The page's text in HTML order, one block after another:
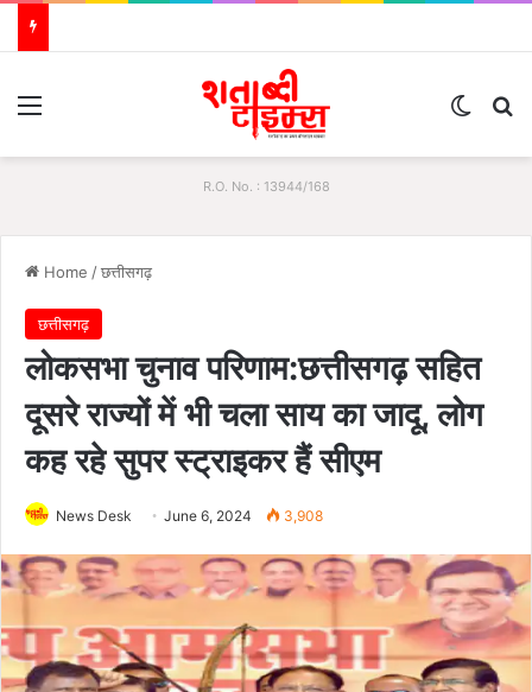
R.O. No. : 13944/168
Home /छत्तीसगढ़
छत्तीसगढ़
लोकसभा चुनाव परिणाम:छत्तीसगढ़ सहित
दूसरे राज्यों में भी चला साय का जादू, लोग
कह रहे सुपर स्ट्राइकर हैं सीएम
News Desk June 6, 2024 3,908